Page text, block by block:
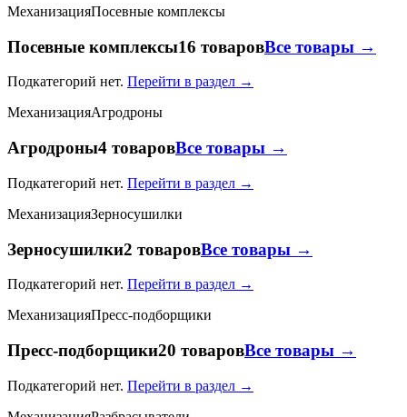
МеханизацияПосевные комплексы
Посевные комплексы16 товаровВсе товары →
Подкатегорий нет. Перейти в раздел →
МеханизацияАгродроны
Агродроны4 товаровВсе товары →
Подкатегорий нет. Перейти в раздел →
МеханизацияЗерносушилки
Зерносушилки2 товаровВсе товары →
Подкатегорий нет. Перейти в раздел →
МеханизацияПресс-подборщики
Пресс-подборщики20 товаровВсе товары →
Подкатегорий нет. Перейти в раздел →